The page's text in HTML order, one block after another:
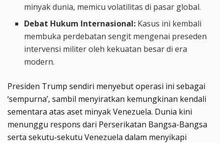
minyak dunia, memicu volatilitas di pasar global.
Debat Hukum Internasional: Kasus ini kembali
membuka perdebatan sengit mengenai preseden
intervensi militer oleh kekuatan besar di era
modern.
Presiden Trump sendiri menyebut operasi ini sebagai
‘sempurna’, sambil menyiratkan kemungkinan kendali
sementara atas aset minyak Venezuela. Dunia kini
menunggu respons dari Perserikatan Bangsa-Bangsa
serta sekutu-sekutu Venezuela dalam menyikapi